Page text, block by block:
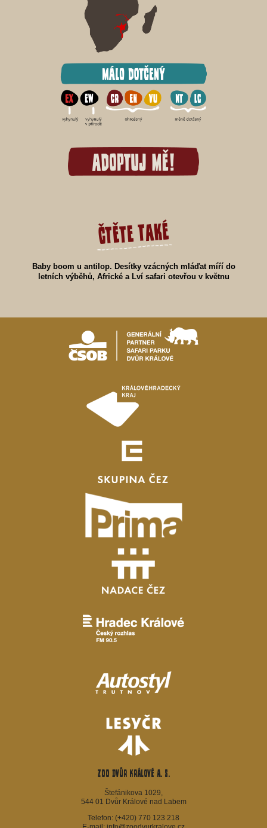
čtěte také
Baby boom u antilop. Desítky vzácných mláďat míří do
letních výběhů, Africké a Lví safari otevřou v květnu
ZOO Dvůr Králové a. s.
Štefánikova 1029,
544 01 Dvůr Králové nad Labem
Telefon: (+420) 770 123 218